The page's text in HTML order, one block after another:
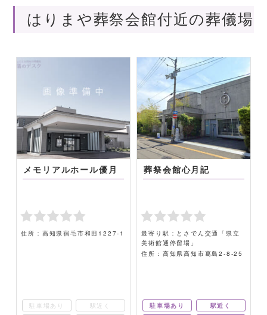
はりまや葬祭会館付近の葬儀場
メモリアルホール優月
住所：高知県宿毛市和田1227-1
駐車場あり
駅近く
葬祭会館心月記
最寄り駅：とさでん交通「県立
美術館通停留場」
住所：高知県高知市葛島2-8-25
駐車場あり
駅近く